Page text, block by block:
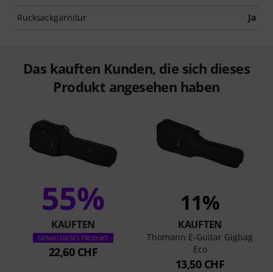
Rucksackgarnitur Ja
Das kauften Kunden, die sich dieses
Produkt angesehen haben
55%
KAUFTEN
GENAU DIESES PRODUKT
22,60 CHF
11%
KAUFTEN
Thomann E-Guitar Gigbag
Eco
13,50 CHF